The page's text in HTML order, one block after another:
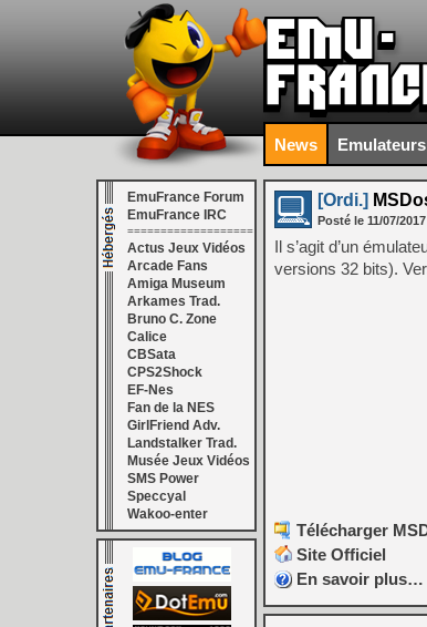
News Emulateurs
EmuFrance Forum
EmuFrance IRC
===================
Actus Jeux Vidéos
Arcade Fans
Amiga Museum
Arkames Trad.
Bruno C. Zone
Calice
CBSata
CPS2Shock
EF-Nes
Fan de la NES
GirlFriend Adv.
Landstalker Trad.
Musée Jeux Vidéos
SMS Power
Speccyal
Wakoo-enter
[Ordi.]
Posté le 11/07/2017
Il s’agit d’un
versions 32 bits).
Télécharger
Site Officiel
En savoir plus…